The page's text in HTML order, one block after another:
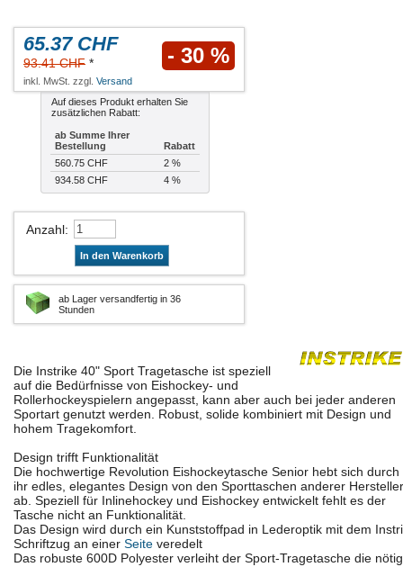
65.37 CHF
93.41 CHF * - 30 %
inkl. MwSt. zzgl. Versand
Auf dieses Produkt erhalten Sie
zusätzlichen Rabatt:
ab Summe Ihrer
Bestellung
Rabatt
560.75 CHF
2 %
934.58 CHF
4 %
Anzahl:
In den Warenkorb
ab Lager versandfertig in 36
Stunden
Die Instrike 40" Sport Tragetasche ist speziell
auf die Bedürfnisse von Eishockey- und
Rollerhockeyspielern angepasst, kann aber auch bei jeder anderen
Sportart genutzt werden. Robust, solide kombiniert mit Design und
hohem Tragekomfort.
Design trifft Funktionalität
Die hochwertige Revolution Eishockeytasche Senior hebt sich durch
ihr edles, elegantes Design von den Sporttaschen anderer Hersteller
ab. Speziell für Inlinehockey und Eishockey entwickelt fehlt es der
Tasche nicht an Funktionalität.
Das Design wird durch ein Kunststoffpad in Lederoptik mit dem
Schriftzug an einer Seite veredelt
Das robuste 600D Polyester verleiht der Sport-Tragetasche die